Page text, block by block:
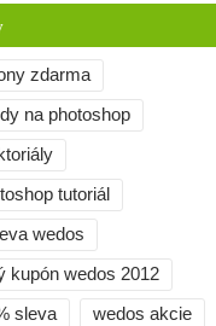
zdarma
na photoshop
tutoriál
wedos
kupón wedos 2012
sleva wedos akcie